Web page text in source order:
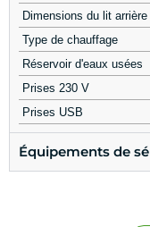
Dimensions du lit arrière
Type de chauffage
Réservoir d'eaux usées
Prises 230 V
Prises USB
Équipements de